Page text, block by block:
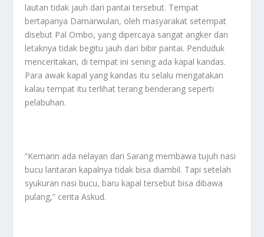
lautan tidak jauh dari pantai tersebut. Tempat
bertapanya Damarwulan, oleh masyarakat setempat
disebut Pal Ombo, yang dipercaya sangat angker dan
letaknya tidak begitu jauh dari bibir pantai. Penduduk
menceritakan, di tempat ini sening ada kapal kandas.
Para awak kapal yang kandas itu selalu mengatakan
kalau tempat itu terlihat terang benderang seperti
pelabuhan.
“Kemarin ada nelayan dari Sarang membawa tujuh nasi
bucu lantaran kapalnya tidak bisa diambil. Tapi setelah
syukuran nasi bucu, baru kapal tersebut bisa dibawa
pulang,” cerita Askud.